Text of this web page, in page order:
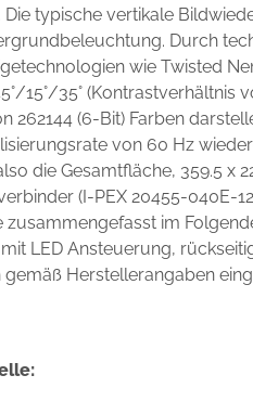
typische vertikale
Durch
wie Twisted
15°/35° (Kontrastverhältnis
(6-Bit) Farben
von 60 Hz
die Gesamtfläche, 359.5 x
(I-PEX 20455-
im
LED Ansteuerung,
Herstellerangaben